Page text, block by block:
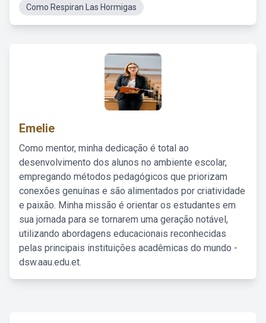
Como Respiran Las Hormigas
Emelie
Como mentor, minha dedicação é total ao
desenvolvimento dos alunos no ambiente escolar,
empregando métodos pedagógicos que priorizam
conexões genuínas e são alimentados por criatividade
e paixão. Minha missão é orientar os estudantes em
sua jornada para se tornarem uma geração notável,
utilizando abordagens educacionais reconhecidas
pelas principais instituições acadêmicas do mundo -
dsw.aau.edu.et.